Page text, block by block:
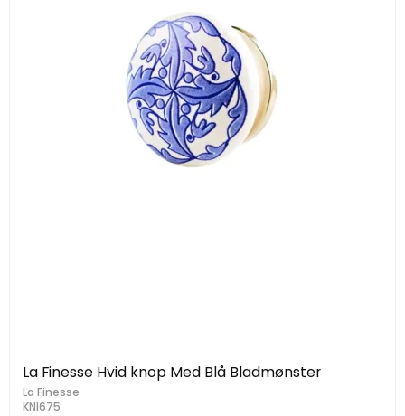
La Finesse Hvid knop Med Blå Bladmønster
La Finesse
KNI675